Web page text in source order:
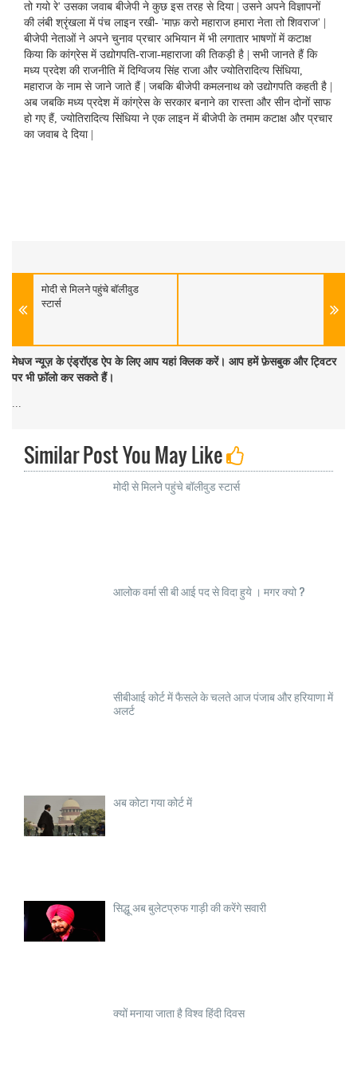
तो गयो रे' उसका जवाब बीजेपी ने कुछ इस तरह से दिया | उसने अपने विज्ञापनों
की लंबी श्रृंखला में पंच लाइन रखी- 'माफ़ करो महाराज हमारा नेता तो शिवराज' |
बीजेपी नेताओं ने अपने चुनाव प्रचार अभियान में भी लगातार भाषणों में कटाक्ष
किया कि कांग्रेस में उद्योगपति-राजा-महाराजा की तिकड़ी है | सभी जानते हैं कि
मध्य प्रदेश की राजनीति में दिग्विजय सिंह राजा और ज्योतिरादित्य सिंधिया,
महाराज के नाम से जाने जाते हैं | जबकि बीजेपी कमलनाथ को उद्योगपति कहती है |
अब जबकि मध्य प्रदेश में कांग्रेस के सरकार बनाने का रास्ता और सीन दोनों साफ
हो गए हैं, ज्योतिरादित्य सिंधिया ने एक लाइन में बीजेपी के तमाम कटाक्ष और प्रचार
का जवाब दे दिया |
मोदी से मिलने पहुंचे बॉलीवुड
स्टार्स
मेधज न्यूज़ के एंड्रॉएड ऐप के लिए आप यहां क्लिक करें। आप हमें फ़ेसबुक और ट्विटर
पर भी फ़ॉलो कर सकते हैं।
...
Similar Post You May Like
मोदी से मिलने पहुंचे बॉलीवुड स्टार्स
आलोक वर्मा सी बी आई पद से विदा हुये । मगर क्यो ?
सीबीआई कोर्ट में फैसले के चलते आज पंजाब और हरियाणा में
अलर्ट
अब कोटा गया कोर्ट में
सिद्धू अब बुलेटप्रुफ गाड़ी की करेंगे सवारी
क्यों मनाया जाता है विश्व हिंदी दिवस